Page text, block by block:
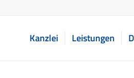
Kanzlei Leistungen